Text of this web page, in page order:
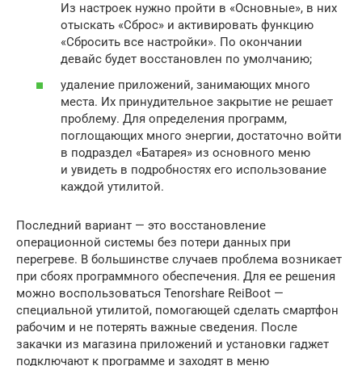
Из настроек нужно пройти в «Основные», в них
отыскать «Сброс» и активировать функцию
«Сбросить все настройки». По окончании
девайс будет восстановлен по умолчанию;
удаление приложений, занимающих много
места. Их принудительное закрытие не решает
проблему. Для определения программ,
поглощающих много энергии, достаточно войти
в подраздел «Батарея» из основного меню
и увидеть в подробностях его использование
каждой утилитой.
Последний вариант — это восстановление
операционной системы без потери данных при
перегреве. В большинстве случаев проблема возникает
при сбоях программного обеспечения. Для ее решения
можно воспользоваться Tenorshare ReiBoot —
специальной утилитой, помогающей сделать смартфон
рабочим и не потерять важные сведения. После
закачки из магазина приложений и установки гаджет
подключают к программе и заходят в меню